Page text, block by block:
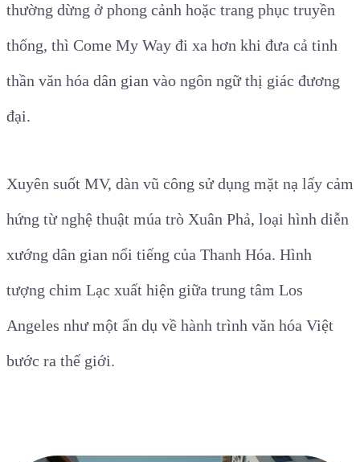
thường dừng ở phong cảnh hoặc trang phục truyền
thống, thì Come My Way đi xa hơn khi đưa cả tinh
thần văn hóa dân gian vào ngôn ngữ thị giác đương
đại.
Xuyên suốt MV, dàn vũ công sử dụng mặt nạ lấy cảm
hứng từ nghệ thuật múa trò Xuân Phả, loại hình diễn
xướng dân gian nổi tiếng của Thanh Hóa. Hình
tượng chim Lạc xuất hiện giữa trung tâm Los
Angeles như một ẩn dụ về hành trình văn hóa Việt
bước ra thế giới.